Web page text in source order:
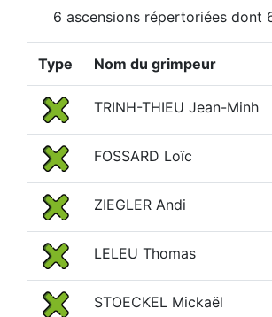
6 ascensions répertoriées dont
Type Nom du grimpeur
TRINH-THIEU Jean-Minh
FOSSARD Loïc
ZIEGLER Andi
LELEU Thomas
STOECKEL Mickaël